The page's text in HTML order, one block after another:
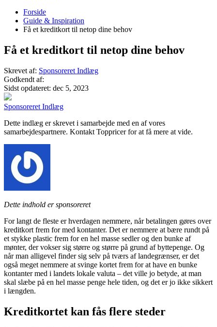
Forside
Guide & Inspiration
Få et kreditkort til netop dine behov
Få et kreditkort til netop dine behov
Skrevet af: Sponsoreret Indlæg
Godkendt af:
Sidst opdateret: dec 5, 2023
Sponsoreret Indlæg
Dette indlæg er skrevet i samarbejde med en af vores
samarbejdespartnere. Kontakt Toppricer for at få mere at vide.
Dette indhold er sponsoreret
For langt de fleste er hverdagen nemmere, når betalingen gøres over
kreditkort frem for med kontanter. Det er nemmere at bære rundt på
et stykke plastic frem for en hel masse sedler og den bunke af
mønter, der vokser sig større og større på grund af byttepenge. Og
når man alligevel finder sig selv på tværs af landegrænser, er det
også meget nemmere at svinge kortet frem for at have en bunke
kontanter med i landets lokale valuta – det ville jo betyde, at man
skal slæbe på en hel masse penge hele tiden, og det er jo ikke sikkert
i længden.
Kreditkortet kan fås flere steder